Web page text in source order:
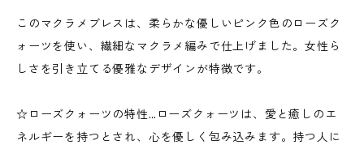
このマクラメブレスは、柔らかな優しいピンク色のローズク
ォーツを使い、繊細なマクラメ編みで仕上げました。女性ら
しさを引き立てる優雅なデザインが特徴です。
☆ローズクォーツの特性…ローズクォーツは、愛と癒しのエ
ネルギーを持つとされ、心を優しく包み込みます。持つ人に